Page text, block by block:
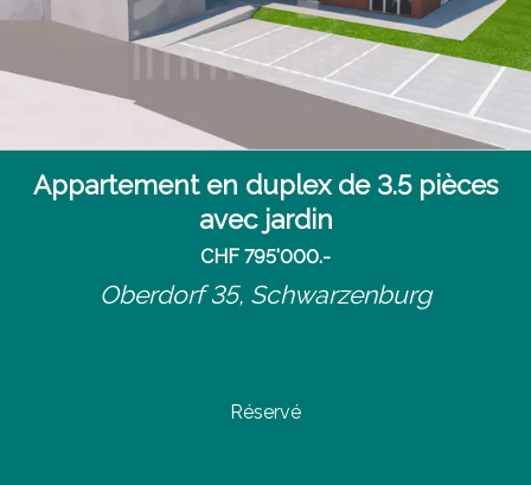
Appartement en duplex de 3.5 pièces
avec jardin
CHF 795'000.-
Oberdorf 35, Schwarzenburg
Réservé